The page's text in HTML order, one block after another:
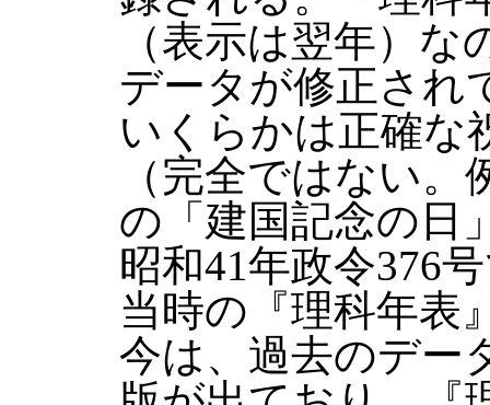
（表示は翌年）
データが修正さ
いくらかは正確な
（完全ではない。
の「建国記念の日
昭和41年政令376
当時の『理科年表
今は、過去のデー